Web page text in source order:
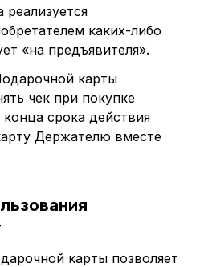
реализуется
каких-либо
«на предъявителя».
карты
чек при покупке
срока действия
Держателю вместе
карты позволяет